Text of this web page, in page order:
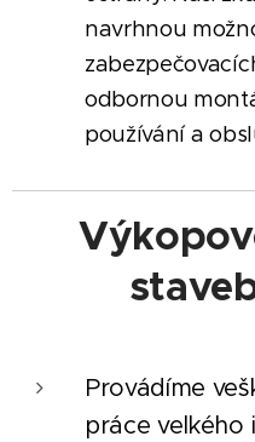
navrhnou
odbornou
používání a
Provádíme
práce velkého